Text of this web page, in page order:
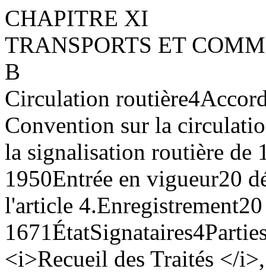
CHAPITRE XI
TRANSPORTS ET
B
Circulation routière4
Convention sur la
la signalisation routière de
1950Entrée en vigueur20
l'article 4.Enregistrement
1671ÉtatSignataires4
<i>Recueil des Traités </